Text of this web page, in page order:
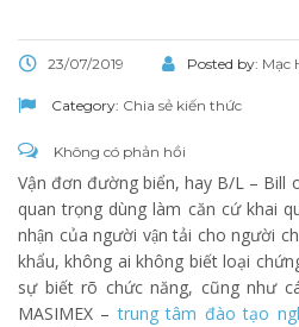
23/07/2019 Posted by: Mạc
Category: Chia sẻ kiến thức
Không có phản hồi
Vận đơn đường biển, hay B/L – Bill
quan trọng dùng làm căn cứ khai
nhận của người vận tải cho người
khẩu, không ai không biết loại
sự biết rõ chức năng, cũng như
MASIMEX –trung tâm đào tạo